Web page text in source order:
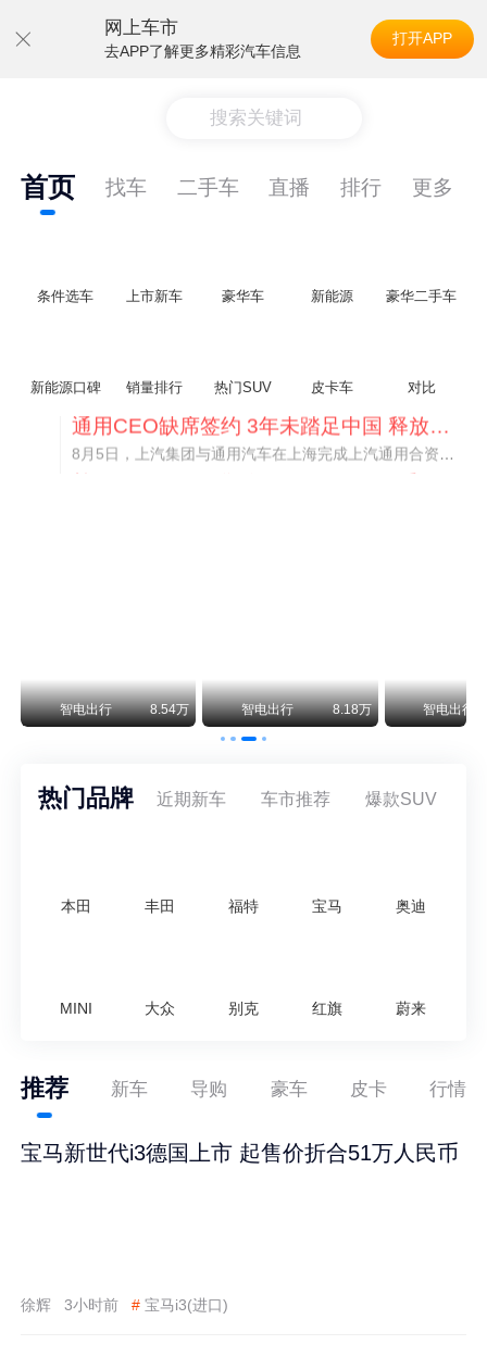
网上车市
去APP了解更多精彩汽车信息
打开APP
搜索关键词
首页 找车 二手车 直播 排行 更多
条件选车 上市新车 豪华车 新能源 豪华二手车
新能源口碑 销量排行 热门SUV 皮卡车 对比通用CEO缺席签约 3年未踏足中国 释放反常信号
智电出行 8.54万 智电出行 8.18万 智电出行
热门品牌 近期新车 车市推荐 爆款SUV
本田 丰田 福特 宝马 奥迪
MINI 大众 别克 红旗 蔚来
推荐 新车 导购 豪车 皮卡 行情
宝马新世代i3德国上市 起售价折合51万人民币
徐辉 3小时前 # 宝马i3(进口)